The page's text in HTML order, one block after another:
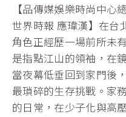
【品傳媒娛樂時尚中心
世界時報 應瑋漢】在台
角色正經歷一場前所未
是指點江山的領袖，在
當夜幕低垂回到家門後
最瑣碎的生存挑戰。家
的日常， 在少子化與高